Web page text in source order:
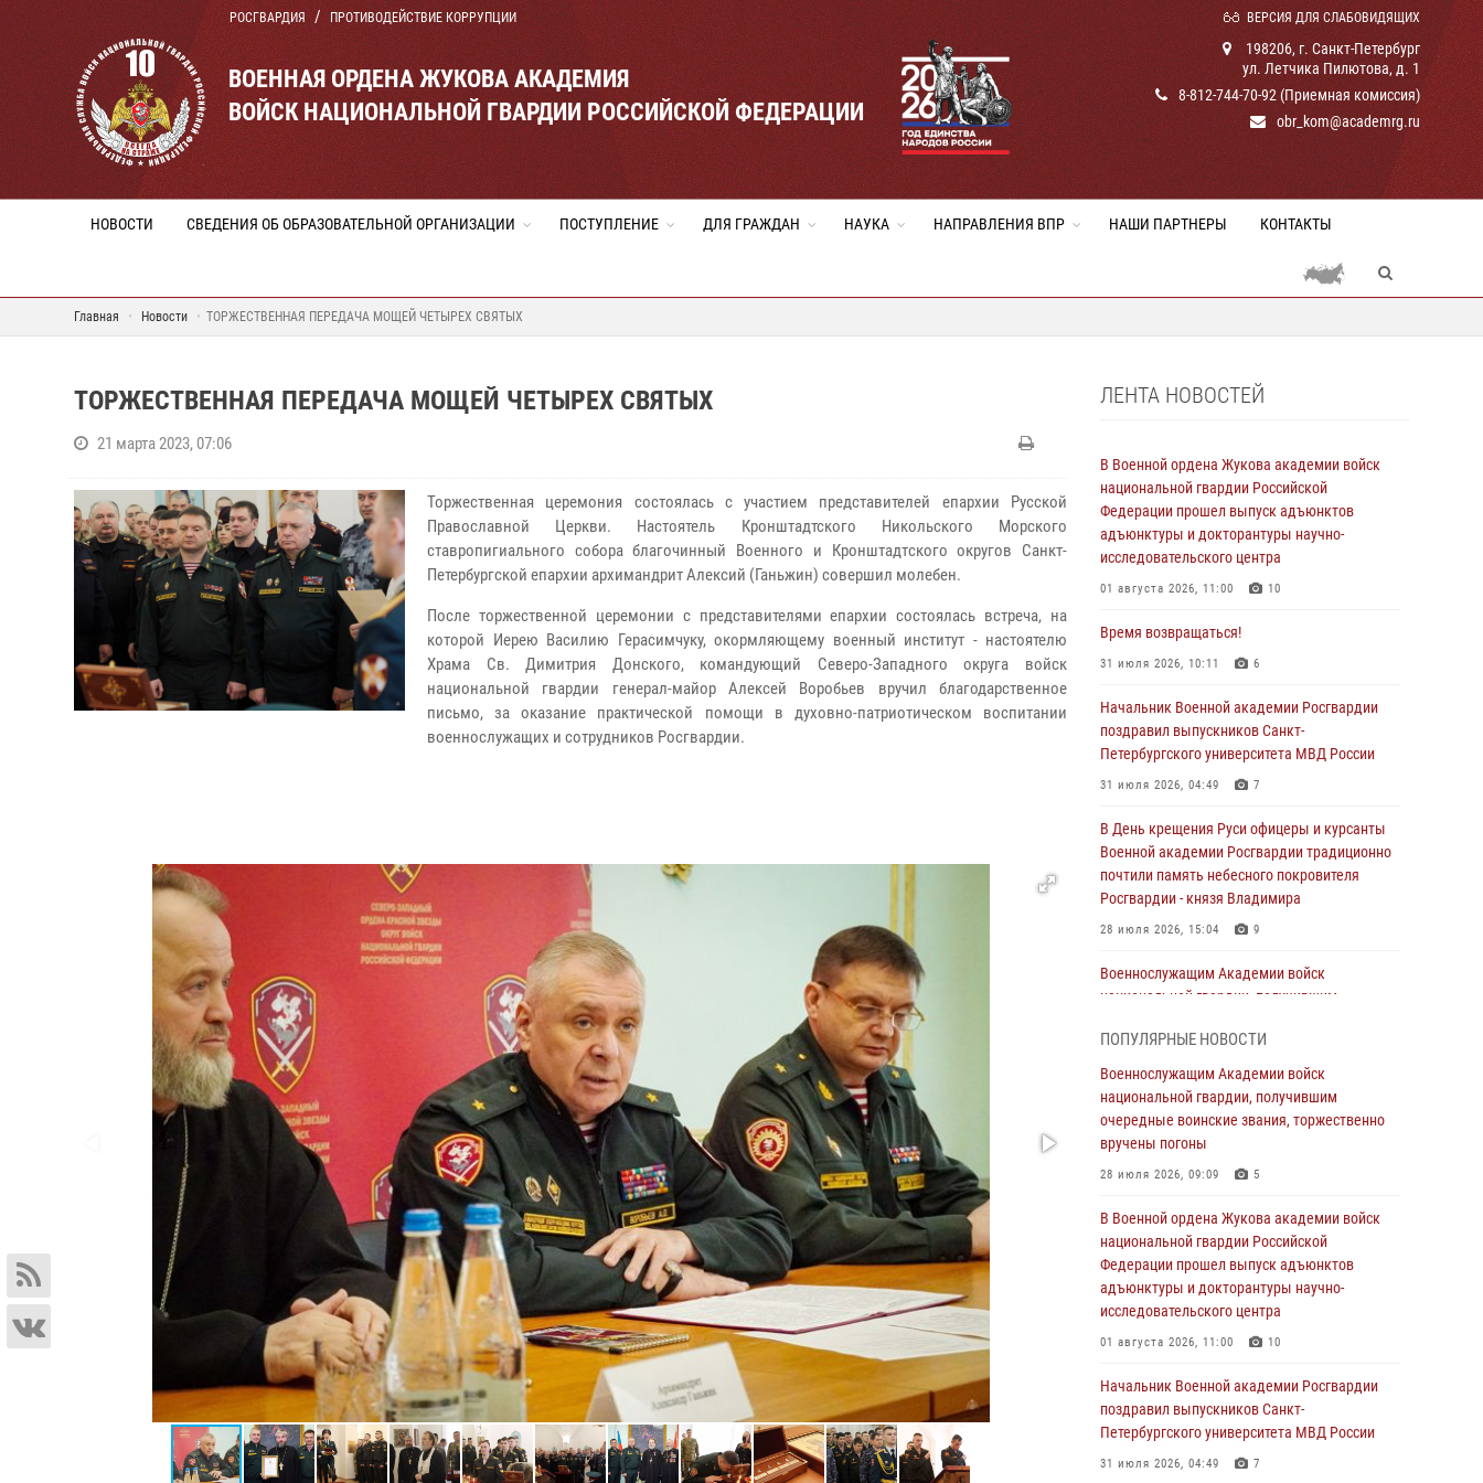
РОСГВАРДИЯ ПРОТИВОДЕЙСТВИЕ КОРРУПЦИИ ВЕРСИЯ ДЛЯ СЛАБОВИДЯЩИХ
ВОЕННАЯ ОРДЕНА ЖУКОВА АКАДЕМИЯ
ВОЙСК НАЦИОНАЛЬНОЙ ГВАРДИИ РОССИЙСКОЙ ФЕДЕРАЦИИ
198206, г. Санкт-Петербург
ул. Летчика Пилютова, д. 1
8-812-744-70-92 (Приемная комиссия)
obr_kom@academrg.ru
НОВОСТИ СВЕДЕНИЯ ОБ ОБРАЗОВАТЕЛЬНОЙ ОРГАНИЗАЦИИ ПОСТУПЛЕНИЕ ДЛЯ ГРАЖДАН НАУКА НАПРАВЛЕНИЯ ВПР НАШИ ПАРТНЕРЫ КОНТАКТЫ
Главная Новости ТОРЖЕСТВЕННАЯ ПЕРЕДАЧА МОЩЕЙ ЧЕТЫРЕХ СВЯТЫХ
ТОРЖЕСТВЕННАЯ ПЕРЕДАЧА МОЩЕЙ ЧЕТЫРЕХ СВЯТЫХ
21 марта 2023, 07:06
Торжественная церемония состоялась с участием представителей епархии Русской
Православной Церкви. Настоятель Кронштадтского Никольского Морского
ставропигиального собора благочинный Военного и Кронштадтcкого округов Санкт-
Петербургской епархии архимандрит Алексий (Ганьжин) совершил молебен.
После торжественной церемонии с представителями епархии состоялась встреча, на
которой Иерею Василию Герасимчуку, окормляющему военный институт - настоятелю
Храма Св. Димитрия Донского, командующий Северо-Западного округа войск
национальной гвардии генерал-майор Алексей Воробьев вручил благодарственное
письмо, за оказание практической помощи в духовно-патриотическом воспитании
военнослужащих и сотрудников Росгвардии.
ЛЕНТА НОВОСТЕЙ
В Военной ордена Жукова академии войск
национальной гвардии Российской
Федерации прошел выпуск адъюнктов
адъюнктуры и докторантуры научно-
исследовательского центра
01 августа 2026, 11:00 10
Время возвращаться!
31 июля 2026, 10:11 6
Начальник Военной академии Росгвардии
поздравил выпускников Санкт-
Петербургского университета МВД России
31 июля 2026, 04:49 7
В День крещения Руси офицеры и курсанты
Военной академии Росгвардии традиционно
почтили память небесного покровителя
Росгвардии - князя Владимира
28 июля 2026, 15:04 9
Военнослужащим Академии войск
национальной гвардии, получившим
вручены погоны
28 июля 2026, 09:09 5
В Военной академии Росгвардии оглашены
итоги абитуриентских сборов 2026 года
27 июля 2026, 14:49 7
Военная академия информирует!
23 июля 2026, 04:51
Курсант Военной академии войск
национальной гвардии принял участие в
профориентационной встрече в Иверском
22 июля 2026, 09:41 6
Мастер‑класс по стрельбе: точность, тактика,
профессионализм
ПОПУЛЯРНЫЕ НОВОСТИ
Военнослужащим Академии войск
национальной гвардии, получившим
очередные воинские звания, торжественно
вручены погоны
28 июля 2026, 09:09 5
В Военной ордена Жукова академии войск
национальной гвардии Российской
Федерации прошел выпуск адъюнктов
адъюнктуры и докторантуры научно-
исследовательского центра
01 августа 2026, 11:00 10
Начальник Военной академии Росгвардии
поздравил выпускников Санкт-
Петербургского университета МВД России
31 июля 2026, 04:49 7